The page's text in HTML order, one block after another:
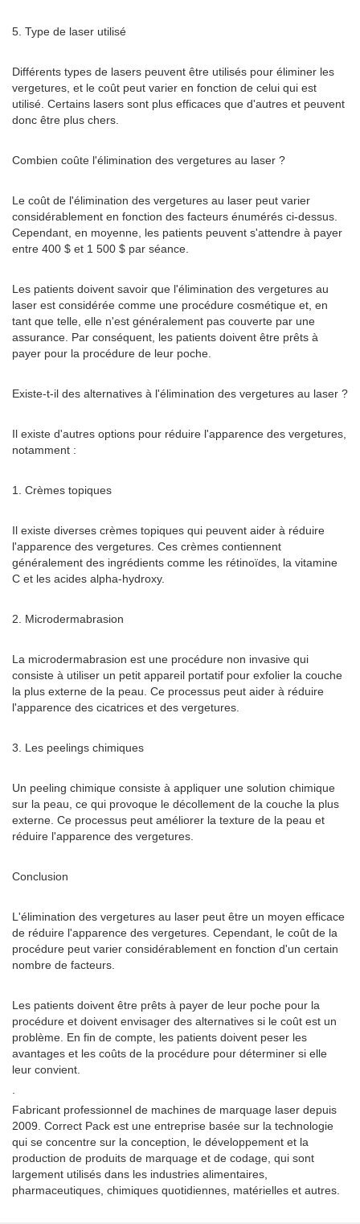
5. Type de laser utilisé
Différents types de lasers peuvent être utilisés pour éliminer les
vergetures, et le coût peut varier en fonction de celui qui est
utilisé. Certains lasers sont plus efficaces que d'autres et peuvent
donc être plus chers.
Combien coûte l'élimination des vergetures au laser ?
Le coût de l'élimination des vergetures au laser peut varier
considérablement en fonction des facteurs énumérés ci-dessus.
Cependant, en moyenne, les patients peuvent s'attendre à payer
entre 400 $ et 1 500 $ par séance.
Les patients doivent savoir que l'élimination des vergetures au
laser est considérée comme une procédure cosmétique et, en
tant que telle, elle n'est généralement pas couverte par une
assurance. Par conséquent, les patients doivent être prêts à
payer pour la procédure de leur poche.
Existe-t-il des alternatives à l'élimination des vergetures au laser ?
Il existe d'autres options pour réduire l'apparence des vergetures,
notamment :
1. Crèmes topiques
Il existe diverses crèmes topiques qui peuvent aider à réduire
l'apparence des vergetures. Ces crèmes contiennent
généralement des ingrédients comme les rétinoïdes, la vitamine
C et les acides alpha-hydroxy.
2. Microdermabrasion
La microdermabrasion est une procédure non invasive qui
consiste à utiliser un petit appareil portatif pour exfolier la couche
la plus externe de la peau. Ce processus peut aider à réduire
l'apparence des cicatrices et des vergetures.
3. Les peelings chimiques
Un peeling chimique consiste à appliquer une solution chimique
sur la peau, ce qui provoque le décollement de la couche la plus
externe. Ce processus peut améliorer la texture de la peau et
réduire l'apparence des vergetures.
Conclusion
L'élimination des vergetures au laser peut être un moyen efficace
de réduire l'apparence des vergetures. Cependant, le coût de la
procédure peut varier considérablement en fonction d'un certain
nombre de facteurs.
Les patients doivent être prêts à payer de leur poche pour la
procédure et doivent envisager des alternatives si le coût est un
problème. En fin de compte, les patients doivent peser les
avantages et les coûts de la procédure pour déterminer si elle
leur convient.
Fabricant professionnel de machines de marquage laser depuis
2009. Correct Pack est une entreprise basée sur la technologie
qui se concentre sur la conception, le développement et la
production de produits de marquage et de codage, qui sont
largement utilisés dans les industries alimentaires,
pharmaceutiques, chimiques quotidiennes, matérielles et autres.